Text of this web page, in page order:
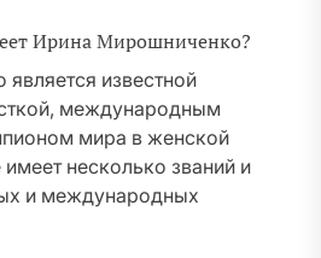
Ирина Мирошниченко?
известной
международным
мира в женской
несколько званий и
и международных